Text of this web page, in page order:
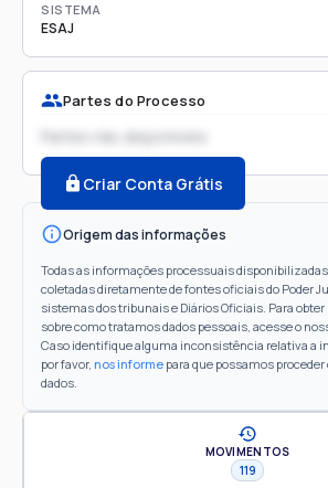
SISTEMA
ESAJ
Partes do Processo
Partes não disponíveis
Criar Conta Grátis
Origem das informações
Todas as informações processuais
coletadas diretamente de fontes oficiais do Poder
sistemas dos tribunais e Diários Oficiais. Para
sobre como tratamos dados pessoais, acesse o
Caso identifique alguma inconsistência relativa a
por favor, nos informe para que possamos
dados.
MOVIMENTOS
119